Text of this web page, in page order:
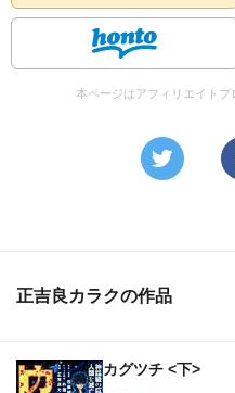
本ページはアフィリエイト
正吉良カラクの作品
カグツチ <下>